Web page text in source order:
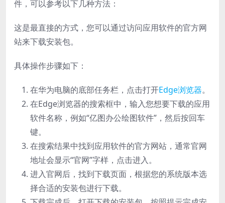
件，可以参考以下几种方法：
这是最直接的方式，您可以通过访问应用软件的官方网
站来下载安装包。
具体操作步骤如下：
在华为电脑的底部任务栏，点击打开Edge浏览器。
在Edge浏览器的搜索框中，输入您想要下载的应用
软件名称，例如“亿图办公绘图软件”，然后按回车
键。
在搜索结果中找到应用软件的官方网站，通常官网
地址会显示“官网”字样，点击进入。
进入官网后，找到下载页面，根据您的系统版本选
择合适的安装包进行下载。